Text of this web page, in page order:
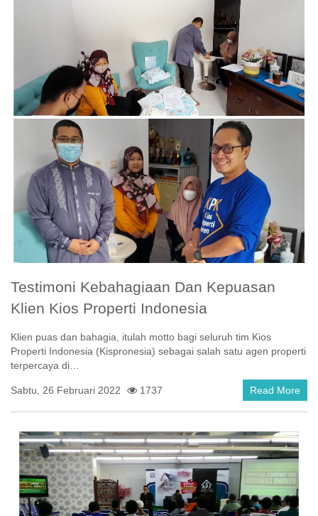
Testimoni Kebahagiaan Dan Kepuasan
Klien Kios Properti Indonesia
Klien puas dan bahagia, itulah motto bagi seluruh tim Kios
Properti Indonesia (Kispronesia) sebagai salah satu agen properti
terpercaya di…
Sabtu, 26 Februari 2022 1737 Read More